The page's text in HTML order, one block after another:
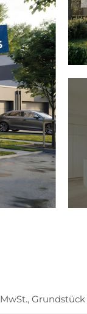
MwSt.,